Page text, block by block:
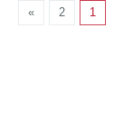
1
2
»